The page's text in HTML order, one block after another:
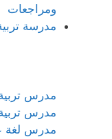
ومراجعات
مدرسة
مدرس
مدرس
مدرس لغة